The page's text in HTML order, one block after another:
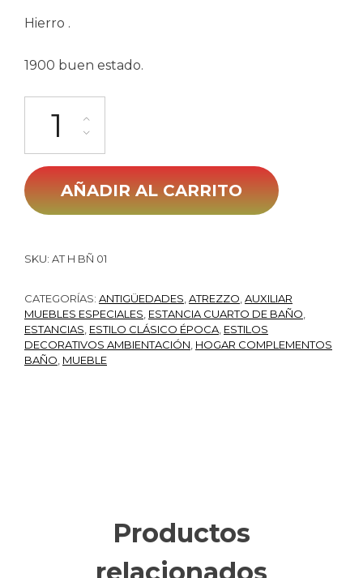
Hierro .
1900 buen estado.
AÑADIR AL CARRITO
SKU: AT H BÑ 01
CATEGORÍAS: ANTIGÜEDADES ATREZZO AUXILIAR
MUEBLES ESPECIALES ESTANCIA CUARTO DE BAÑO
ESTANCIAS ESTILO CLÁSICO ÉPOCA ESTILOS
DECORATIVOS AMBIENTACIÓN HOGAR COMPLEMENTOS
BAÑO MUEBLE
Productos